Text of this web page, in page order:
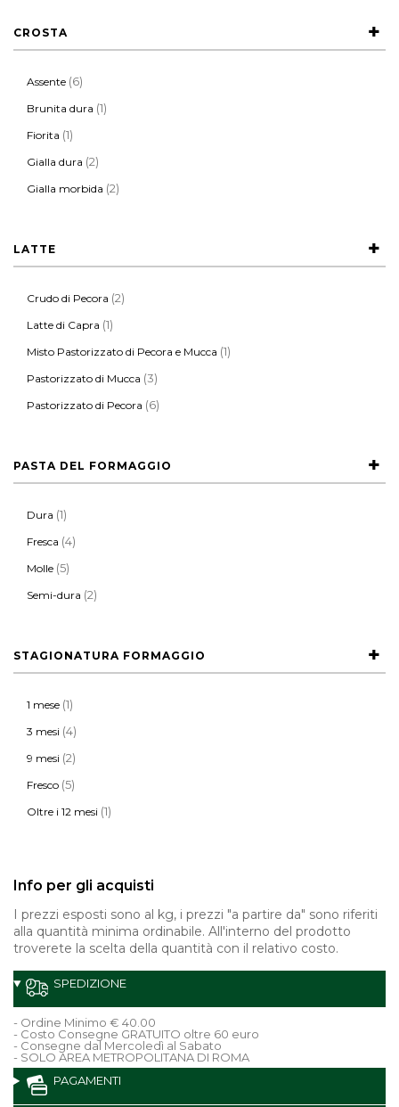
CROSTA
Assente (6)
Brunita dura (1)
Fiorita (1)
Gialla dura (2)
Gialla morbida (2)
LATTE
Crudo di Pecora (2)
Latte di Capra (1)
Misto Pastorizzato di Pecora e Mucca (1)
Pastorizzato di Mucca (3)
Pastorizzato di Pecora (6)
PASTA DEL FORMAGGIO
Dura (1)
Fresca (4)
Molle (5)
Semi-dura (2)
STAGIONATURA FORMAGGIO
1 mese (1)
3 mesi (4)
9 mesi (2)
Fresco (5)
Oltre i 12 mesi (1)
Info per gli acquisti
I prezzi esposti sono al kg, i prezzi "a partire da" sono riferiti
alla quantità minima ordinabile. All'interno del prodotto
troverete la scelta della quantità con il relativo costo.
SPEDIZIONE
- Ordine Minimo € 40.00
- Costo Consegne GRATUITO oltre 60 euro
- Consegne dal Mercoledì al Sabato
- SOLO AREA METROPOLITANA DI ROMA
PAGAMENTI